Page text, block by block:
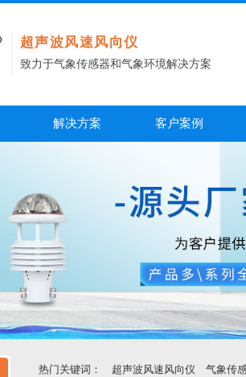
超声波风速风向仪
致力于气象传感器和气象环境解决方案
解决方案 客户案例
热门关键词： 超声波风速风向仪 气象传